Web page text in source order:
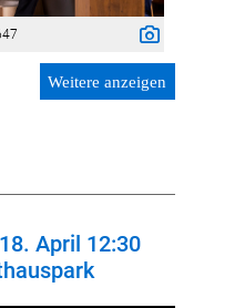
Weitere anzeigen
April 12:30